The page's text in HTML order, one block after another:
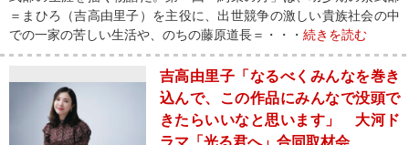
＝まひろ（吉高由里子）を主役に、出世競争の激しい貴族社会の中
での一家の苦しい生活や、のちの藤原道長＝・・・ 続きを読む
吉高由里子「なるべくみんなを巻き
込んで、この作品にみんなで没頭で
きたらいいなと思います」 大河ド
ラマ「光る君へ」合同取材会